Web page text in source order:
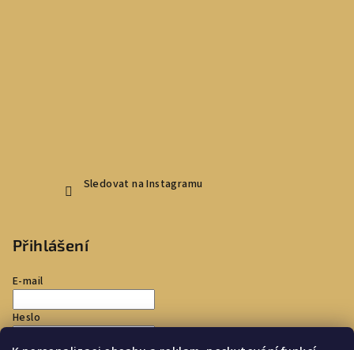
Sledovat na Instagramu
Přihlášení
E-mail
Heslo